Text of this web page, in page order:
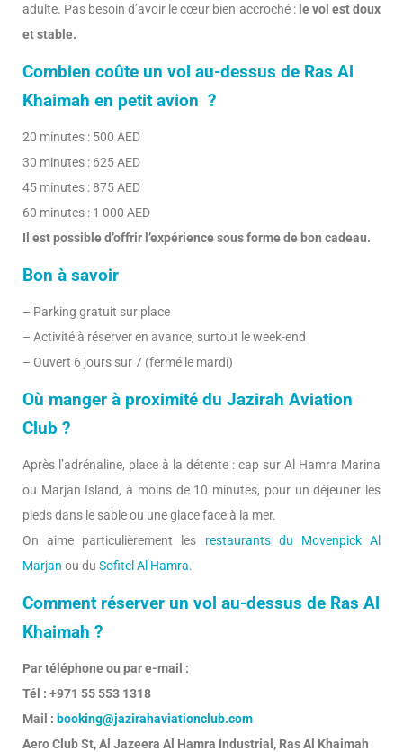
adulte. Pas besoin d’avoir le cœur bien accroché : le vol est doux
et stable.
Combien coûte un vol au-dessus de Ras Al
Khaimah en petit avion ?
20 minutes : 500 AED
30 minutes : 625 AED
45 minutes : 875 AED
60 minutes : 1 000 AED
Il est possible d’offrir l’expérience sous forme de bon cadeau.
Bon à savoir
– Parking gratuit sur place
– Activité à réserver en avance, surtout le week-end
– Ouvert 6 jours sur 7 (fermé le mardi)
Où manger à proximité du Jazirah Aviation
Club ?
Après l’adrénaline, place à la détente : cap sur Al Hamra Marina
ou Marjan Island, à moins de 10 minutes, pour un déjeuner les
pieds dans le sable ou une glace face à la mer.
On aime particulièrement les restaurants du Movenpick Al
Marjan ou du Sofitel Al Hamra.
Comment réserver un vol au-dessus de Ras Al
Khaimah ?
Par téléphone ou par e-mail :
Tél : +971 55 553 1318
Mail : booking@jazirahaviationclub.com
Aero Club St, Al Jazeera Al Hamra Industrial, Ras Al Khaimah